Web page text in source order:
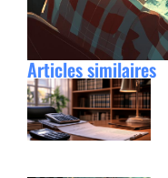
Articles similaires